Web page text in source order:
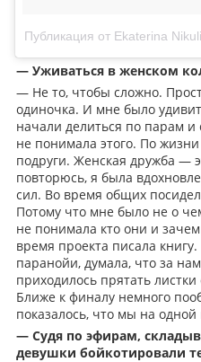
Публикация от Ekaterina
— Уживаться в женском
— Не то, чтобы сложно.
одиночка. И мне было
начали делиться по парам
не понимала этого. По
подруги. Женская дружба —
повторюсь, я была
сил. Во время общих
Потому что мне было не о
не понимала кто они и
время проекта писала
паранойи, думала, что за
приходилось прятать
Ближе к финалу немного
показалось, что мы на одной
— Судя по эфирам,
девушки бойкотировали